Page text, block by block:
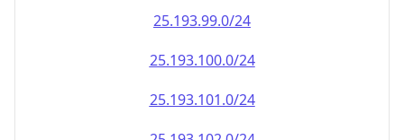
25.193.99.0/24
25.193.100.0/24
25.193.101.0/24
25.193.102.0/24